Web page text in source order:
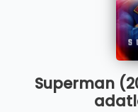
Superman